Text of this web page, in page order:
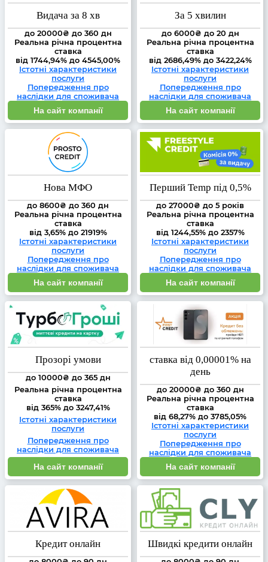
Видача за 8 хв
до 20000₴ до 360 дн
Реальна річна процентна
ставка
від 1744,94% до 4545,00%
Істотні характеристики
послуги
Попередження про
наслідки для споживача
На сайт компанії
За 5 хвилин
до 6000₴ до 20 дн
Реальна річна процентна
ставка
від 2686,49% до 3422,24%
Істотні характеристики
послуги
Попередження про
наслідки для споживача
На сайт компанії
Нова МФО
до 8600₴ до 360 дн
Реальна річна процентна
ставка
від 3,65% до 21919%
Істотні характеристики
послуги
Попередження про
наслідки для споживача
На сайт компанії
Перший Temp під 0,5%
до 27000₴ до 5 років
Реальна річна процентна
ставка
від 1244,55% до 2357%
Істотні характеристики
послуги
Попередження про
наслідки для споживача
На сайт компанії
Прозорі умови
до 10000₴ до 365 дн
Реальна річна процентна
ставка
від 365% до 3247,41%
Істотні характеристики
послуги
Попередження про
наслідки для споживача
На сайт компанії
ставка від 0,00001% на
день
до 20000₴ до 360 дн
Реальна річна процентна
ставка
від 68,27% до 3785,05%
Істотні характеристики
послуги
Попередження про
наслідки для споживача
На сайт компанії
Кредит онлайн Швидкі кредити онлайн